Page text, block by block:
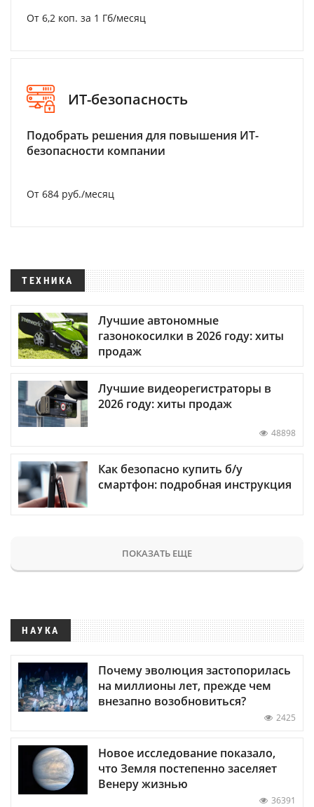
От 6,2 коп. за 1 Гб/месяц
ИТ-безопасность
Подобрать решения для повышения ИТ-
безопасности компании
От 684 руб./месяц
ТЕХНИКА
Лучшие автономные
газонокосилки в 2026 году: хиты
продаж
Лучшие видеорегистраторы в
2026 году: хиты продаж
48898
Как безопасно купить б/у
смартфон: подробная инструкция
ПОКАЗАТЬ ЕЩЕ
НАУКА
Почему эволюция застопорилась
на миллионы лет, прежде чем
внезапно возобновиться?
2425
Новое исследование показало,
что Земля постепенно заселяет
Венеру жизнью
36391